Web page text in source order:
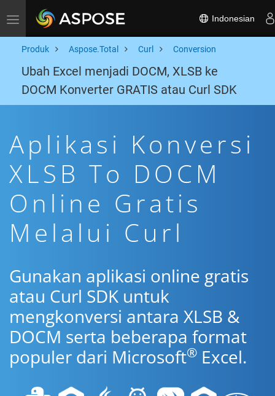
Toggle navigation Indonesian
Produk Aspose.Total Curl Conversion
Ubah Excel menjadi DOCM, XLSB ke
DOCM Konverter GRATIS atau Curl SDK
Aplikasi Konversi
XLSB To DOCM
Online Gratis
Melalui Curl
Gunakan aplikasi online gratis
atau Curl SDK untuk
mengkonversi antara XLSB &
DOCM serta beberapa format
populer dari Microsoft® Excel.